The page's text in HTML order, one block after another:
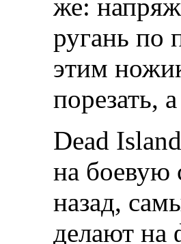
же:
ругань по
этим
порезать,
Dead
на боевую
назад,
делают